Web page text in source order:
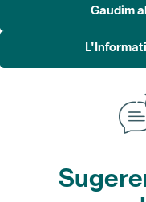
Gaudim